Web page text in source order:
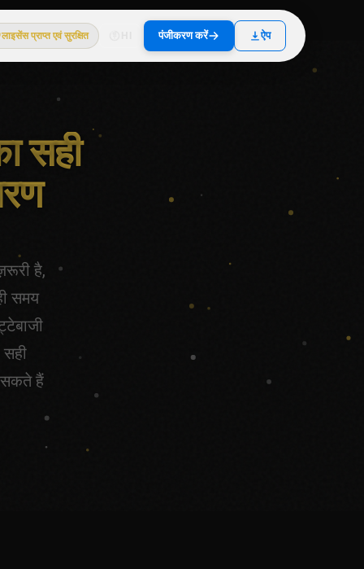
लाइसेंस प्राप्त एवं सुरक्षित पंजीकरण करें ऐप
सही
है,
समय
सकते हैं